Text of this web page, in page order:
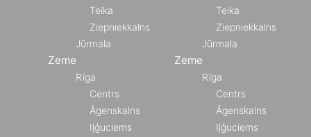
Teika
Ziepniekkalns
Jūrmala
Zeme
Rīga
Centrs
Āgenskalns
Iļģuciems
Teika
Ziepniekkalns
Jūrmala
Zeme
Rīga
Centrs
Āgenskalns
Iļģuciems